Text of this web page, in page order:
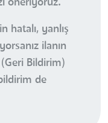
öneriyoruz.
hatalı, yanlış
ilanın
(Geri Bildirim)
de